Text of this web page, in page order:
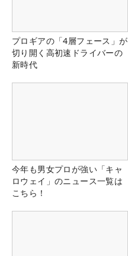
プロギアの「4層フェース」が
切り開く高初速ドライバーの
新時代
今年も男女プロが強い「キャ
ロウェイ」のニュース一覧は
こちら！